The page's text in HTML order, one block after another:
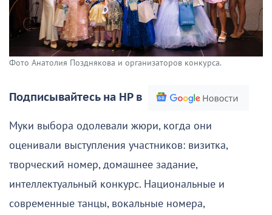
Фото Анатолия Позднякова и организаторов конкурса.
Подписывайтесь на НР в
Муки выбора одолевали жюри, когда они
оценивали выступления участников: визитка,
творческий номер, домашнее задание,
интеллектуальный конкурс. Национальные и
современные танцы, вокальные номера,